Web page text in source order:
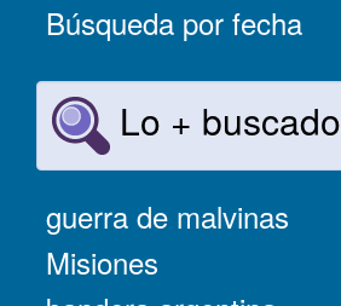
Búsqueda por fecha
Lo + buscado
guerra de malvinas
Misiones